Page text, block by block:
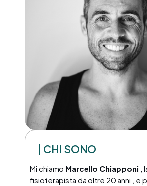
| CHI SONO
Mi chiamo Marcello Chiapponi ,
fisioterapista da oltre 20 anni , e